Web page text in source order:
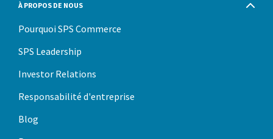
À PROPOS DE NOUS
Pourquoi SPS Commerce
SPS Leadership
Investor Relations
Responsabilité d'entreprise
Blog